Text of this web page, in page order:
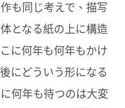
も同じ考えで、描写
となる紙の上に構造
に何年も何年もかけ
にどういう形になる
何年も待つのは大変